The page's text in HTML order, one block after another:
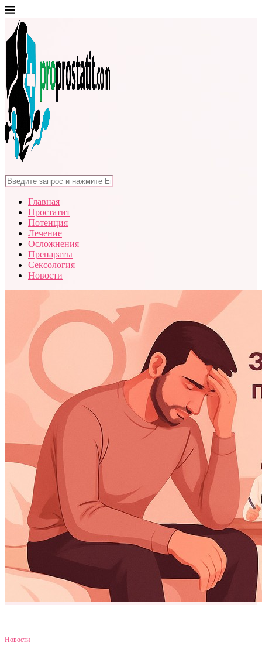
Главная
Простатит
Потенция
Лечение
Осложнения
Препараты
Сексология
Новости
Новости